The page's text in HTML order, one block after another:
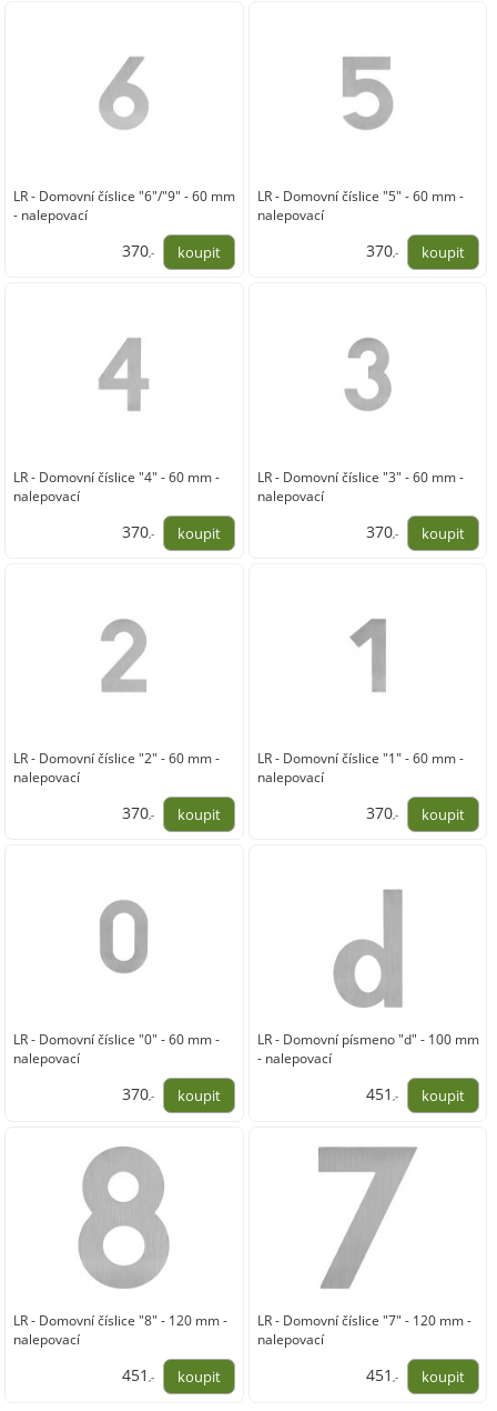
LR - Domovní číslice "6"/"9" - 60 mm
- nalepovací
370,-
LR - Domovní číslice "5" - 60 mm -
nalepovací
370,-
LR - Domovní číslice "4" - 60 mm -
nalepovací
370,-
LR - Domovní číslice "3" - 60 mm -
nalepovací
370,-
LR - Domovní číslice "2" - 60 mm -
nalepovací
370,-
LR - Domovní číslice "1" - 60 mm -
nalepovací
370,-
LR - Domovní číslice "0" - 60 mm -
nalepovací
370,-
LR - Domovní písmeno "d" - 100 mm
- nalepovací
451 ,-
LR - Domovní číslice "8" - 120 mm -
nalepovací
451,-
LR - Domovní číslice "7" - 120 mm -
nalepovací
451 ,-